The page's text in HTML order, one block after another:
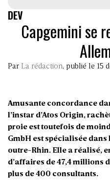
DEV
Capgemini se
Par La rédaction, publié le 15
Amusante concordance
l’instar d’Atos Origin,
proie est toutefois de
GmbH est spécialisée
outre-Rhin. Elle a réalisé,
d’affaires de 47,4 millions
plus de 400 consultants.